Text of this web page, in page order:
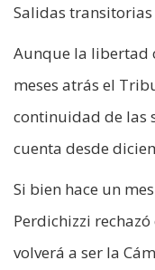
Salidas transitorias
Aunque la libertad
meses atrás el
continuidad de las
cuenta desde
Si bien hace un
Perdichizzi
volverá a ser la